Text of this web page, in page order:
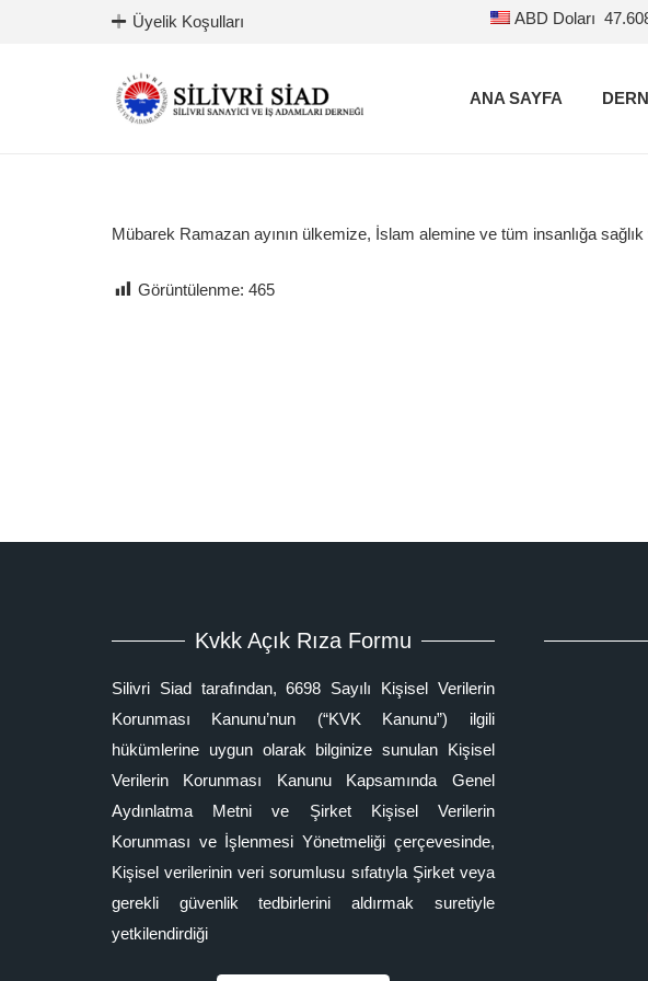
Üyelik Koşulları ABD Doları
ANA SAYFA
Mübarek Ramazan ayının ülkemize, İslam alemine ve tüm insanlığa
Görüntülenme: 465
Kvkk Açık Rıza Formu
Silivri Siad tarafından, 6698 Sayılı Kişisel Verilerin
Korunması Kanunu’nun (“KVK Kanunu”) ilgili
hükümlerine uygun olarak bilginize sunulan Kişisel
Verilerin Korunması Kanunu Kapsamında Genel
Aydınlatma Metni ve Şirket Kişisel Verilerin
Korunması ve İşlenmesi Yönetmeliği çerçevesinde,
Kişisel verilerinin veri sorumlusu sıfatıyla Şirket veya
gerekli güvenlik tedbirlerini aldırmak suretiyle
yetkilendirdiği